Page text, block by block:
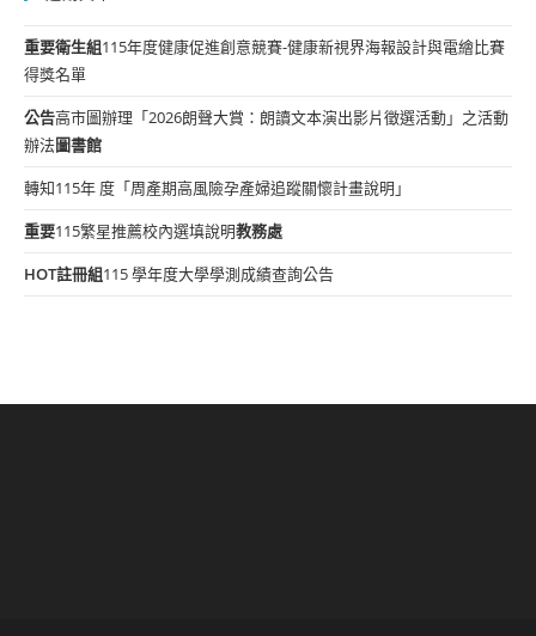
重要衛生組115年度健康促進創意競賽-健康新視界海報設計與電繪比賽
得獎名單
公告高市圖辦理「2026朗聲大賞：朗讀文本演出影片徵選活動」之活動
辦法圖書館
轉知115年 度「周產期高風險孕產婦追蹤關懷計畫說明」
重要115繁星推薦校內選填說明教務處
HOT註冊組115 學年度大學學測成績查詢公告